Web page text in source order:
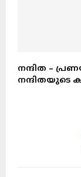
നന്ദിത –
നന്ദിതയുടെ